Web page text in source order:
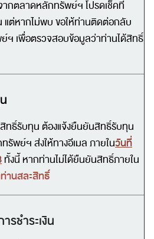
ากตลาดหลักทรัพย์ฯ โปรดเช็คที่
แต่หากไม่พบ ขอให้ท่านติดต่อกลับ
ฯ เพื่อตรวจสอบข้อมูลว่าท่านได้สิทธิ์
ทธิ์รับทุน ต้องแจ้งยืนยันสิทธิ์รับทุน
รัพย์ฯส่งให้ทางอีเมล ภายในวันที่
ทั้งนี้ หากท่านไม่ได้ยืนยันสิทธิ์ภายใน
ท่านสละสิทธิ์
ารชำระเงิน